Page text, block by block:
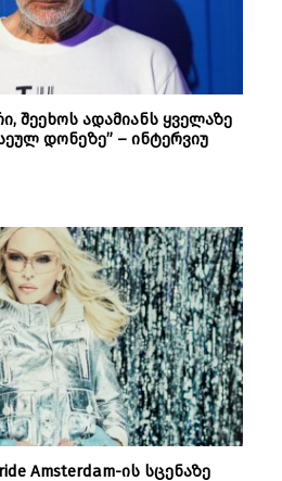
შეეხოს ადამიანს ყველაზე
დონეზე” – ინტერვიუ
Amsterdam-ის სცენაზე